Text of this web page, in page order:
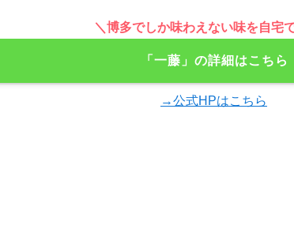
＼博多でしか味わえない味を自宅
「一藤」の詳細はこちら
→公式HPはこちら